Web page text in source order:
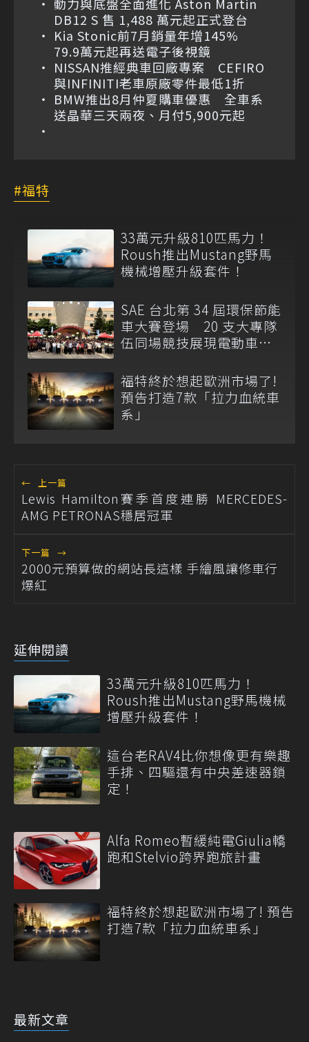
動力與底盤全面進化 Aston Martin
DB12 S 售 1,488 萬元起正式登台
Kia Stonic前7月銷量年增145%
79.9萬元起再送電子後視鏡
NISSAN推經典車回廠專案 CEFIRO
與INFINITI老車原廠零件最低1折
BMW推出8月仲夏購車優惠 全車系
送晶華三天兩夜、月付5,900元起
福特
33萬元升級810匹馬力！
Roush推出Mustang野馬
機械增壓升級套件！
SAE 台北第 34 屆環保節能
車大賽登場 20 支大專隊
伍同場競技展現電動車研
福特終於想起歐洲市場了!
預告打造7款「拉力血統車
系」
← 上一篇
Lewis Hamilton賽季首度連勝 MERCEDES-
AMG PETRONAS穩居冠軍
下一篇 →
2000元預算做的網站長這樣 手繪風讓修車行
爆紅
延伸閱讀
33萬元升級810匹馬力！
Roush推出Mustang野馬機械
增壓升級套件！
這台老RAV4比你想像更有樂趣
手排、四驅還有中央差速器鎖
定！
Alfa Romeo暫緩純電Giulia轎
跑和Stelvio跨界跑旅計畫
福特終於想起歐洲市場了! 預告
打造7款「拉力血統車系」
最新文章